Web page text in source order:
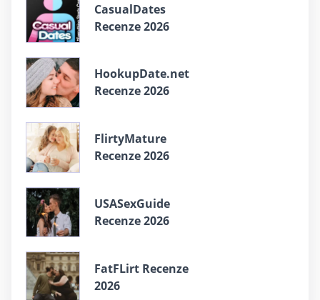
CasualDates
Recenze 2026
HookupDate.net
Recenze 2026
FlirtyMature
Recenze 2026
USASexGuide
Recenze 2026
FatFLirt Recenze
2026